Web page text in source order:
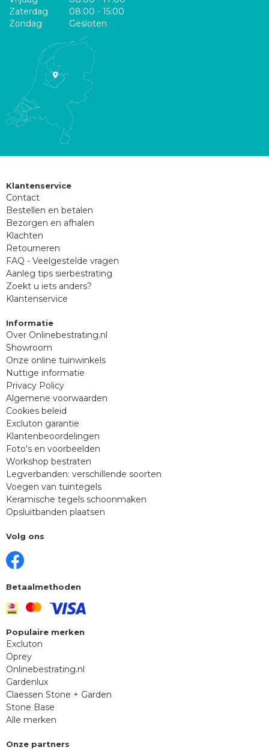
Zaterdag
08:00 - 15:00
Zondag
Gesloten
Klantenservice
Contact
Bestellen en betalen
Bezorgen en afhalen
Klachten
Retourneren
FAQ - Veelgestelde vragen
Aanleg tips sierbestrating
Zoekt u iets anders?
Klantenservice
Informatie
Over Onlinebestrating.nl
Showroom
Onze online tuinwinkels
Nuttige informatie
Privacy Policy
Algemene voorwaarden
Cookies beleid
Excluton garantie
Klantenbeoordelingen
Foto's en voorbeelden
Workshop bestraten
Legverbanden: verschillende soorten
Voegen van tuintegels
Keramische tegels schoonmaken
Opsluitbanden plaatsen
Volg ons
Betaalmethoden
Populaire merken
Excluton
Oprey
Onlinebestrating.nl
Gardenlux
Claessen Stone + Garden
Stone Base
Alle merken
Onze partners